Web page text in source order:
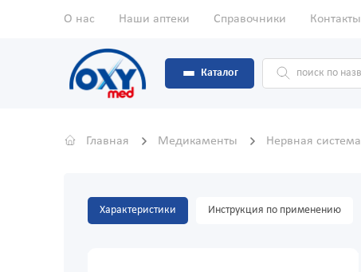
О нас Наши аптеки Справочники Контакты
Каталог
Главная Медикаменты Нервная система
Характеристики Инструкция по применению